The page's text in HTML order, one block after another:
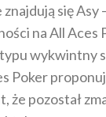
się
na All
wykwintny
Poker
pozostał